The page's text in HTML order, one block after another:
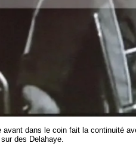
avant dans le coin fait la continuité
des Delahaye.